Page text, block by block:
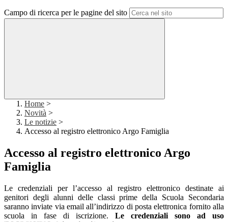
Campo di ricerca per le pagine del sito
Home >
Novità >
Le notizie >
Accesso al registro elettronico Argo Famiglia
Accesso al registro elettronico Argo
Famiglia
Le credenziali per l’accesso al registro elettronico destinate ai
genitori degli alunni delle classi prime della Scuola Secondaria
saranno inviate via email all’indirizzo di posta elettronica fornito alla
scuola in fase di iscrizione. Le credenziali sono ad uso